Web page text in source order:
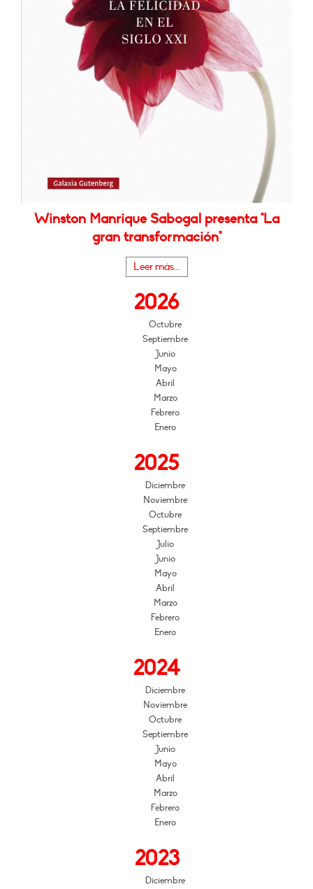
Winston Manrique Sabogal presenta "La
gran transformación"
Leer más...
2026
Octubre
Septiembre
Junio
Mayo
Abril
Marzo
Febrero
Enero
2025
Diciembre
Noviembre
Octubre
Septiembre
Julio
Junio
Mayo
Abril
Marzo
Febrero
Enero
2024
Diciembre
Noviembre
Octubre
Septiembre
Junio
Mayo
Abril
Marzo
Febrero
Enero
2023
Diciembre